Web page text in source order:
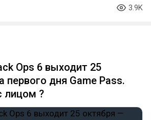
3.9K
Ops 6 выходит 25
первого дня Game Pass.
лицом ?